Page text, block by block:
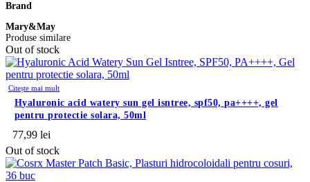
Brand
Mary&May
Produse similare
Out of stock
Citește mai mult
hyaluronic acid watery sun gel isntree, spf50, pa++++, gel
pentru protectie solara, 50ml
77,99lei
Out of stock